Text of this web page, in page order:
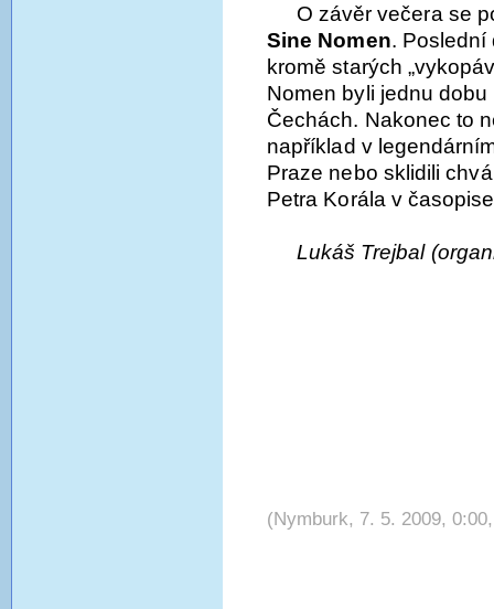
O závěr večera se
Sine Nomen. Poslední
kromě starých
Nomen byli jednu
Čechách. Nakonec to
například v
Praze nebo sklidili
Petra Korála v
Lukáš Trejbal
(Nymburk, 7. 5. 2009,